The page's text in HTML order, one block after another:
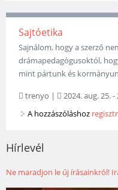
Sajtóetika
Sajnálom, hogy a szerző
drámapedagógusoktól,
mint pártunk és
trenyo | 2024. aug. 25. -
A hozzászóláshoz
Hírlevél
Ne maradjon le új írásainkról!